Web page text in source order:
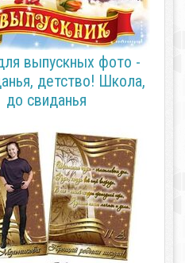
выпускных фото -
детство! Школа,
до свиданья